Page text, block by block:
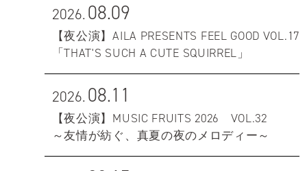
2026.08.09
【夜公演】AILA PRESENTS FEEL GOOD VOL.17
「THAT'S SUCH A CUTE SQUIRREL」
2026.08.11
【夜公演】MUSIC FRUITS 2026 VOL.32
～友情が紡ぐ、真夏の夜のメロディー～